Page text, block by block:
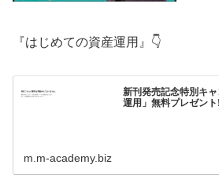
『はじめての資産運用』👇
新刊発売記念特別キ
運用」無料プレゼント!
m.m-academy.biz